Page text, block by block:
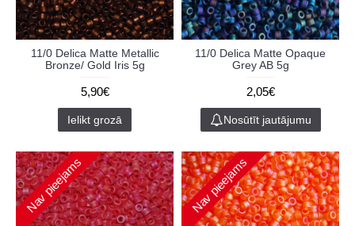
11/0 Delica Matte Metallic
Bronze/ Gold Iris 5g
5,90€
Ielikt grozā
11/0 Delica Matte Opaque
Grey AB 5g
2,05€
Nosūtīt jautājumu
Nav pieejams Nav pieejams